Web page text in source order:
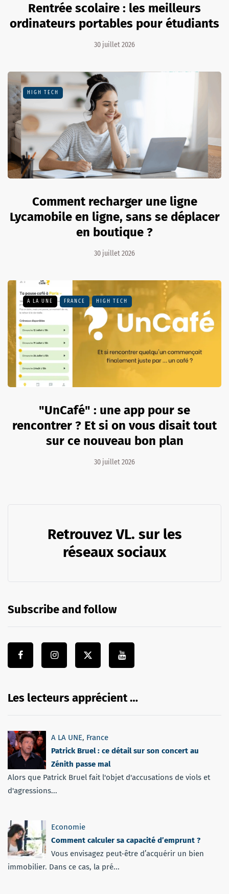
Rentrée scolaire : les meilleurs
ordinateurs portables pour étudiants
30 juillet 2026
HIGH TECH
Comment recharger une ligne
Lycamobile en ligne, sans se déplacer
en boutique ?
30 juillet 2026
A LA UNE FRANCE HIGH TECH
"UnCafé" : une app pour se
rencontrer ? Et si on vous disait tout
sur ce nouveau bon plan
30 juillet 2026
Retrouvez VL. sur les
réseaux sociaux
Subscribe and follow
Les lecteurs apprécient …
A LA UNE, France
Patrick Bruel : ce détail sur son concert au
Zénith passe mal
Alors que Patrick Bruel fait l'objet d'accusations de viols et
d'agressions...
Economie
Comment calculer sa capacité d’emprunt ?
Vous envisagez peut-être d’acquérir un bien
immobilier. Dans ce cas, la pré...